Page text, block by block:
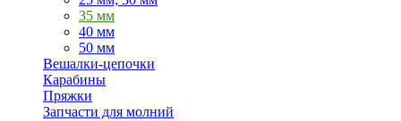
35 мм
40 мм
50 мм
Вешалки-цепочки
Карабины
Пряжки
Запчасти для молний